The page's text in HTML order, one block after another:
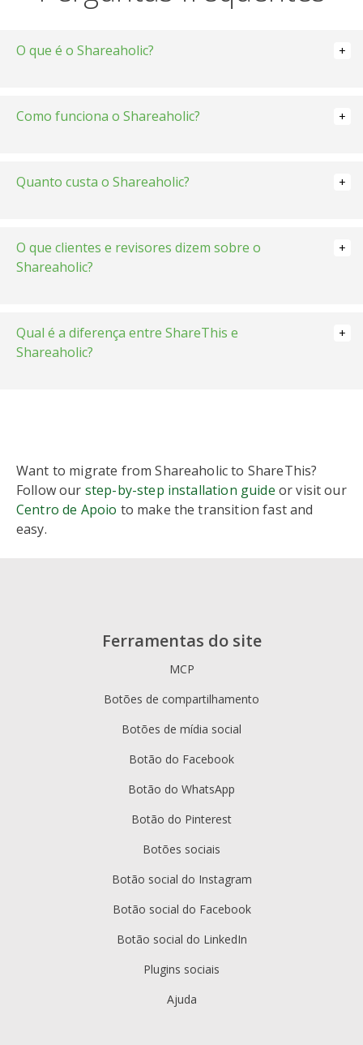
O que é o Shareaholic?
Como funciona o Shareaholic?
Quanto custa o Shareaholic?
O que clientes e revisores dizem sobre o
Shareaholic?
Qual é a diferença entre ShareThis e
Shareaholic?
ShareThis
Always-free share, follow,
reaction, image and video
Shopify, and more
Lightweight, asynchronous
down your site
Straightforward, brand-
without extra monetization
layers
Social share buttons plus
related posts, analytics, and
Options to insert affiliate
links, sponsored content,
Central dashboard to
placements from one place
Want to migrate from Shareaholic to ShareThis?
Follow our step-by-step installation guide or visit our
Centro de Apoio to make the transition fast and
easy.
Ferramentas do site
MCP
Botões de compartilhamento
Botões de mídia social
Botão do Facebook
Botão do WhatsApp
Botão do Pinterest
Botões sociais
Botão social do Instagram
Botão social do Facebook
Botão social do LinkedIn
Plugins sociais
Ajuda